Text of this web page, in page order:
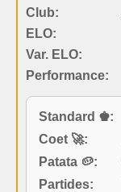
Club:
ELO:
Var. ELO:
Performance:
Standard ♚:
Coet 🚀:
Patata 🥔:
Partides: